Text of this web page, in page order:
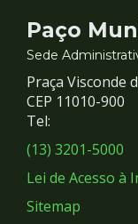
e
Redes
Sociais
Paço
Sede
Praça Visconde
CEP 11010-900
Tel:
(13) 3201-5000
Lei de Acesso à
Sitemap